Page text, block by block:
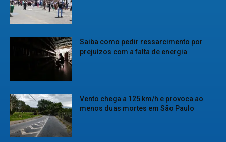
Saiba como pedir ressarcimento por
prejuízos com a falta de energia
Vento chega a 125 km/h e provoca ao
menos duas mortes em São Paulo